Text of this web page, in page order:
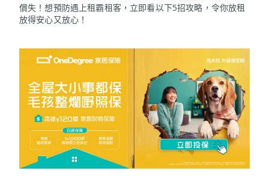
償失！想預防遇上租霸租客，立即看以下5招攻略，令你放租
放得安心又放心！